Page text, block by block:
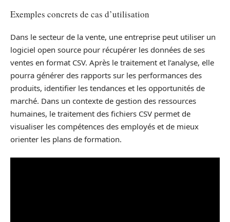
Exemples concrets de cas d’utilisation
Dans le secteur de la vente, une entreprise peut utiliser un
logiciel open source pour récupérer les données de ses
ventes en format CSV. Après le traitement et l’analyse, elle
pourra générer des rapports sur les performances des
produits, identifier les tendances et les opportunités de
marché. Dans un contexte de gestion des ressources
humaines, le traitement des fichiers CSV permet de
visualiser les compétences des employés et de mieux
orienter les plans de formation.